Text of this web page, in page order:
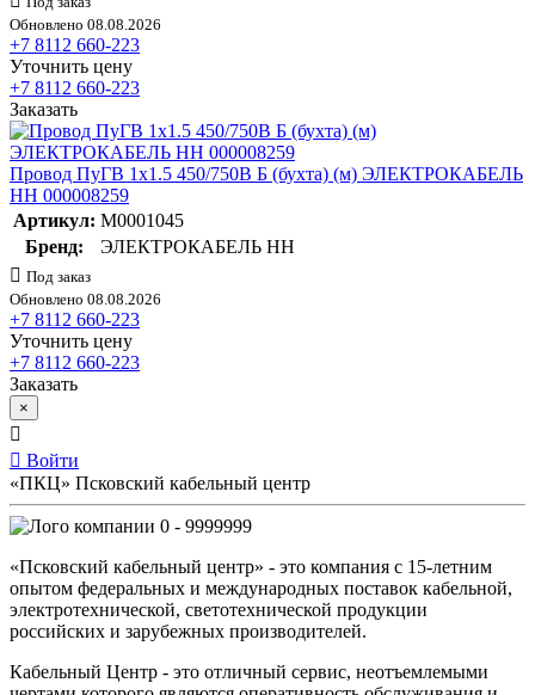
Обновлено 08.08.2026
+7 8112 660-223
Уточнить цену
+7 8112 660-223
Заказать
Провод ПуГВ 1х1.5 450/750В Б (бухта) (м) ЭЛЕКТРОКАБЕЛЬ
НН 000008259
Артикул: M0001045
Бренд:
ЭЛЕКТРОКАБЕЛЬ НН
Под заказ
Обновлено 08.08.2026
+7 8112 660-223
Уточнить цену
+7 8112 660-223
Заказать
×
Войти
«ПКЦ» Псковский кабельный центр
0 - 9999999
«Псковский кабельный центр» - это компания с 15-летним
опытом федеральных и международных поставок кабельной,
электротехнической, светотехнической продукции
российских и зарубежных производителей.
Кабельный Центр - это отличный сервис, неотъемлемыми